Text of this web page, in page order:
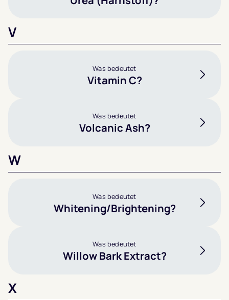
V
Was bedeutet
Vitamin C?
Was bedeutet
Volcanic Ash?
W
Was bedeutet
Whitening/Brightening?
Was bedeutet
Willow Bark Extract?
X